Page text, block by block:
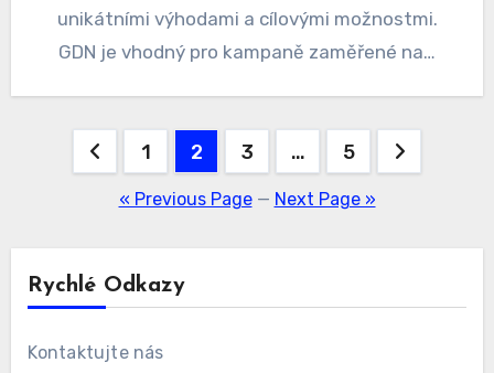
unikátními výhodami a cílovými možnostmi.
GDN je vhodný pro kampaně zaměřené na…
Posts
pagination
1 2 3 … 5
« Previous Page— Next Page »
Rychlé Odkazy
Kontaktujte nás